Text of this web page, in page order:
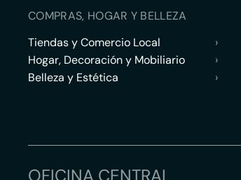
COMPRAS, HOGAR Y BELLEZA
Tiendas y Comercio Local
›
Hogar, Decoración y Mobiliario
›
Belleza y Estética
›
OFICINA CENTRAL